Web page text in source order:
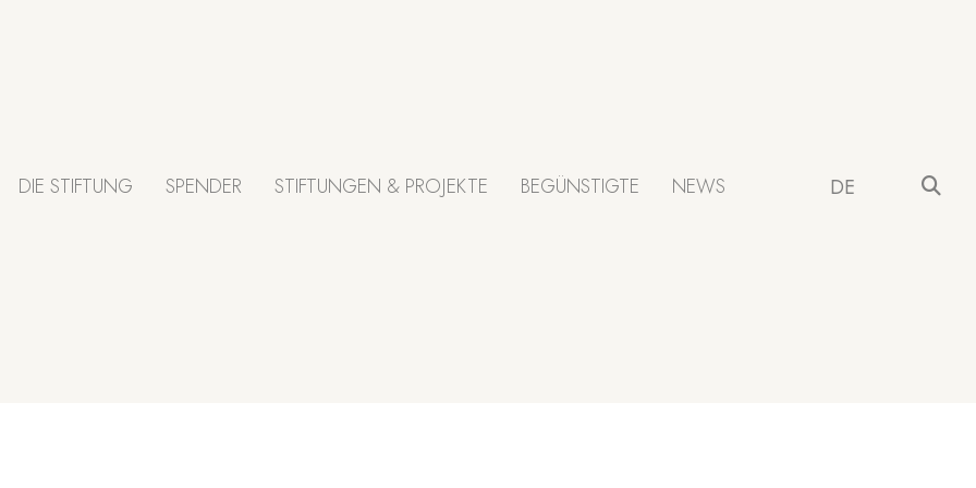
DIE STIFTUNG SPENDER STIFTUNGEN & PROJEKTE BEGÜNSTIGTE NEWS DE